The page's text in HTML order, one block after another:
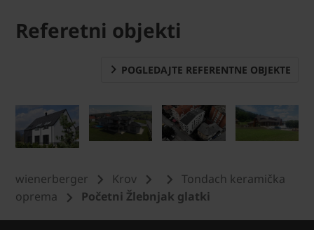
Referetni objekti
POGLEDAJTE REFERENTNE OBJEKTE
wienerberger Krov
Tondach keramička
oprema
Početni Žlebnjak glatki